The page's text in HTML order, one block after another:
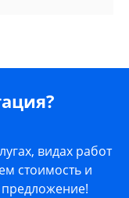
видах работ
стоимость и